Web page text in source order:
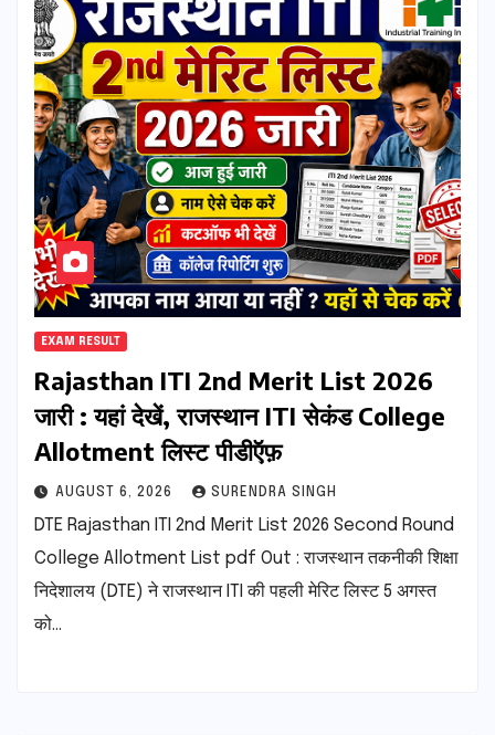
EXAM RESULT
Rajasthan ITI 2nd Merit List 2026
जारी : यहां देखें, राजस्थान ITI सेकंड College
Allotment लिस्ट पीडीऍफ़
AUGUST 6, 2026 SURENDRA SINGH
DTE Rajasthan ITI 2nd Merit List 2026 Second Round
College Allotment List pdf Out : राजस्थान तकनीकी शिक्षा
निदेशालय (DTE) ने राजस्थान ITI की पहली मेरिट लिस्ट 5 अगस्त
को…